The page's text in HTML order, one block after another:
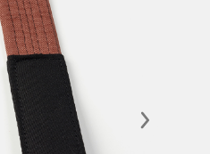
Next